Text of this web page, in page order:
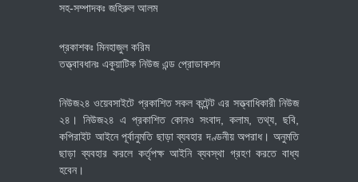
সহ-সম্পাদকঃ জহিরুল আলম
প্রকাশকঃ মিনহাজুল করিম
তত্ত্বাবধানঃ একুয়াটিক নিউজ এন্ড প্রোডাকশন
নিউজ২৪ ওয়েবসাইটে প্রকাশিত সকল কন্টেন্ট এর সত্ত্বাধিকারী নিউজ
২৪। নিউজ২৪ এ প্রকাশিত কোনও সংবাদ, কলাম, তথ্য, ছবি,
কপিরাইট আইনে পূর্বানুমতি ছাড়া ব্যবহার দণ্ডনীয় অপরাধ। অনুমতি
ছাড়া ব্যবহার করলে কর্তৃপক্ষ আইনি ব্যবস্থা গ্রহণ করতে বাধ্য
হবেন।